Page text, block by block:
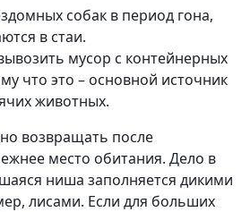
собак в период гона,
в стаи.
мусор с контейнерных
что это – основной источник
животных.
возвращать после
место обитания. Дело в
ниша заполняется дикими
лисами. Если для больших